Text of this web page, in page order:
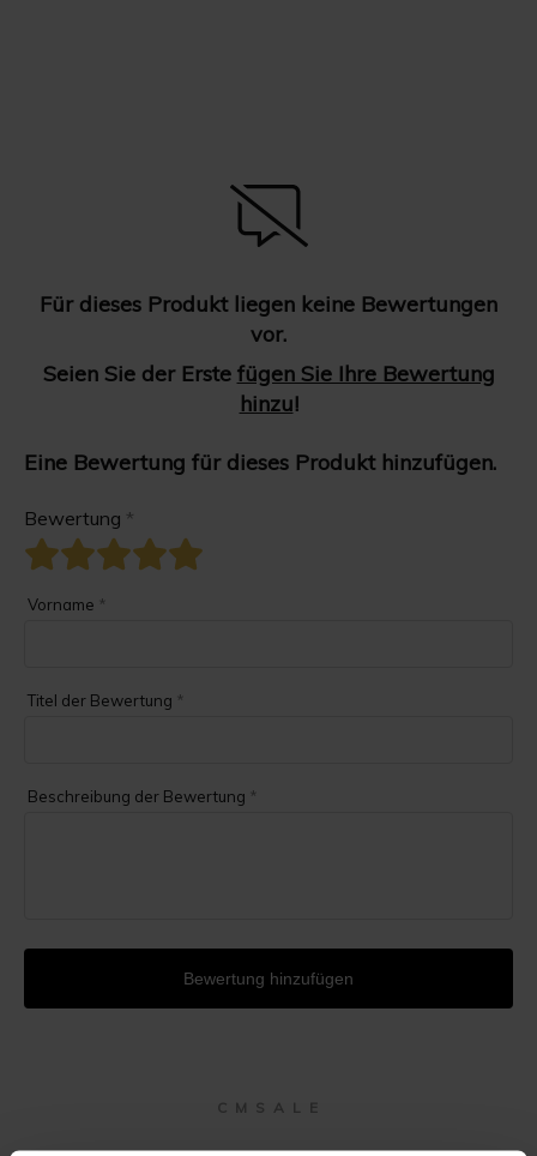
Für dieses Produkt liegen keine Bewertungen
vor.
Seien Sie der Erste fügen Sie Ihre Bewertung
hinzu!
Eine Bewertung für dieses Produkt hinzufügen.
Bewertung *
Vorname *
Titel der Bewertung *
Beschreibung der Bewertung *
Bewertung hinzufügen
C M S A L E